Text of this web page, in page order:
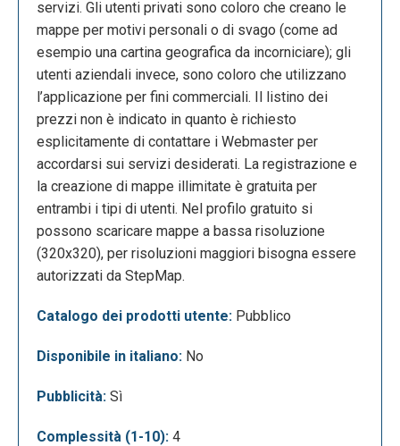
delle parole chiave che verranno visualizzate nei
“file multimediali caricati”.
Una volta terminata la mappa si sceglie l’opzione
“salva mappa” e comparirà la schermata in cui c’è la
possibilità di scaricarla, incorporarla in un sito Web
o nel proprio blog, condividerla su Facebook, Twitter
o Google+, modificarla o cancellarla. Il prodotto
finale viene salvato nello spazio cloud
mappe”.
servizi. Gli utenti privati sono coloro che creano le
mappe per motivi personali o di svago (come ad
esempio una cartina geografica da incorniciare); gli
utenti aziendali invece, sono coloro che utilizzano
l’applicazione per fini commerciali. Il listino dei
prezzi non è indicato in quanto è richiesto
esplicitamente di contattare i Webmaster per
accordarsi sui servizi desiderati. La registrazione e
la creazione di mappe illimitate è gratuita per
entrambi i tipi di utenti. Nel profilo gratuito si
possono scaricare mappe a bassa risoluzione
(320x320), per risoluzioni maggiori bisogna essere
autorizzati da StepMap.
Catalogo dei prodotti utente: Pubblico
Disponibile in italiano: No
Pubblicità: Sì
Complessità (1-10): 4